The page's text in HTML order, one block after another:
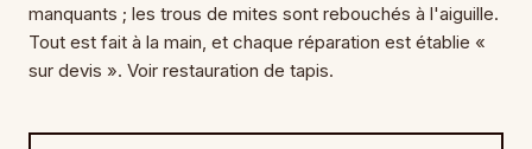
manquants ; les trous de mites sont rebouchés à l'aiguille.
Tout est fait à la main, et chaque réparation est établie «
sur devis ». Voir restauration de tapis.